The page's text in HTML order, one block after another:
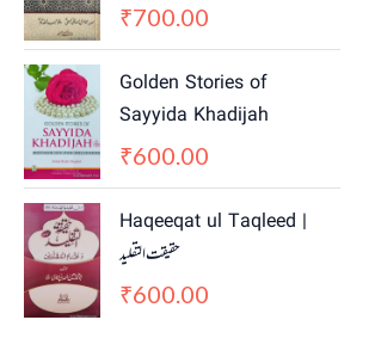
₹700.00
Golden Stories of
Sayyida Khadijah
₹600.00
Haqeeqat ul Taqleed |
حقیقت التقلید
₹600.00